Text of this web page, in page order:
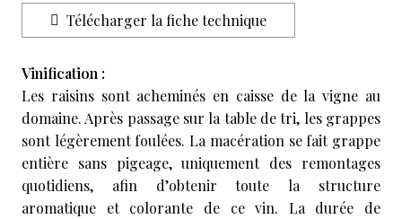
Télécharger la fiche technique
Vinification :
Les raisins sont acheminés en caisse de la vigne au
domaine. Après passage sur la table de tri, les grappes
sont légèrement foulées. La macération se fait grappe
entière sans pigeage, uniquement des remontages
quotidiens, afin d’obtenir toute la structure
aromatique et colorante de ce vin. La durée de